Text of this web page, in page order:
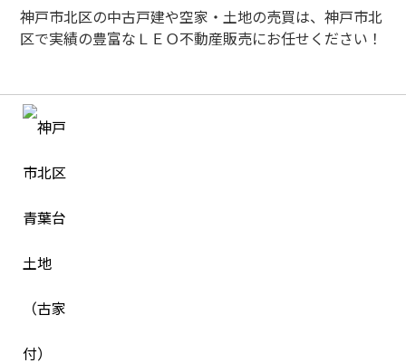
神戸市北区の中古戸建や空家・土地の売買は、神戸市北
区で実績の豊富なＬＥＯ不動産販売にお任せください！